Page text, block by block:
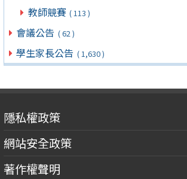
教師競賽 ( 113 )
會議公告 ( 62 )
學生家長公告 ( 1,630 )
隱私權政策
網站安全政策
著作權聲明